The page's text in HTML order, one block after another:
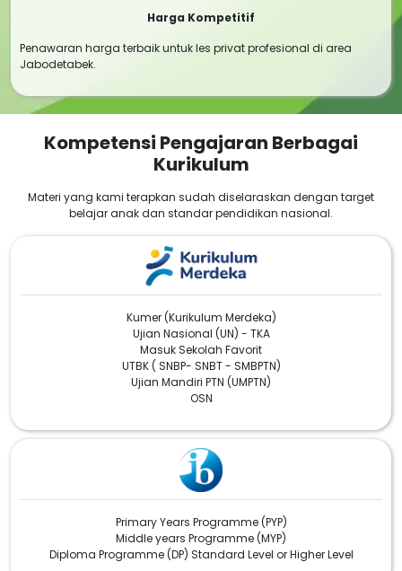
Harga Kompetitif
Penawaran harga terbaik untuk les privat profesional di area
Jabodetabek.
Kompetensi Pengajaran Berbagai
Kurikulum
Materi yang kami terapkan sudah diselaraskan dengan target
belajar anak dan standar pendidikan nasional.
Kumer (Kurikulum Merdeka)
Ujian Nasional (UN) - TKA
Masuk Sekolah Favorit
UTBK ( SNBP- SNBT - SMBPTN)
Ujian Mandiri PTN (UMPTN)
OSN
Primary Years Programme (PYP)
Middle years Programme (MYP)
Diploma Programme (DP) Standard Level or Higher Level